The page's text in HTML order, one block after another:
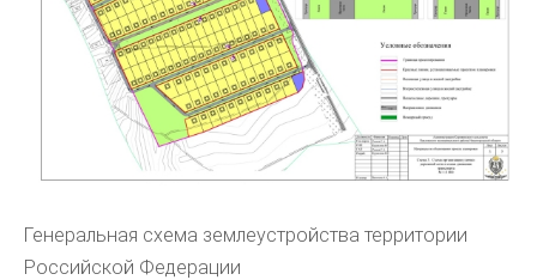
Генеральная схема землеустройства территории
Российской Федерации